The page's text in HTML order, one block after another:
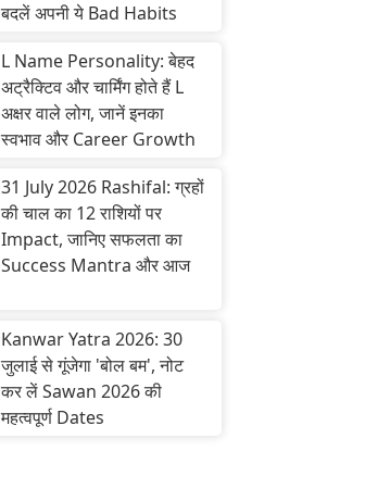
बदलें अपनी ये Bad Habits
L Name Personality: बेहद
अट्रैक्टिव और चार्मिंग होते हैं L
अक्षर वाले लोग, जानें इनका
स्वभाव और Career Growth
31 July 2026 Rashifal: ग्रहों
की चाल का 12 राशियों पर
Impact, जानिए सफलता का
Success Mantra और आज
Kanwar Yatra 2026: 30
जुलाई से गूंजेगा 'बोल बम', नोट
कर लें Sawan 2026 की
महत्वपूर्ण Dates